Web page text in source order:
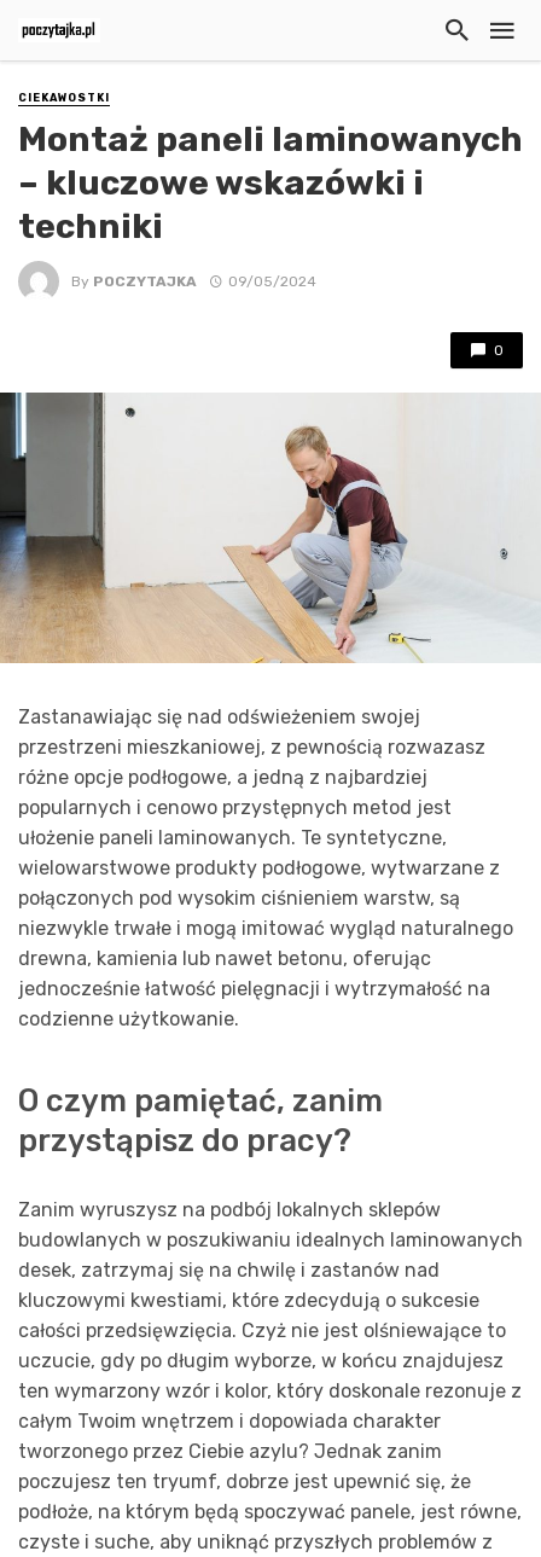
CIEKAWOSTKI
Montaż paneli laminowanych
– kluczowe wskazówki i
techniki
By POCZYTAJKA 09/05/2024
0
Zastanawiając się nad odświeżeniem swojej
przestrzeni mieszkaniowej, z pewnością rozwazasz
różne opcje podłogowe, a jedną z najbardziej
popularnych i cenowo przystępnych metod jest
ułożenie paneli laminowanych. Te syntetyczne,
wielowarstwowe produkty podłogowe, wytwarzane z
połączonych pod wysokim ciśnieniem warstw, są
niezwykle trwałe i mogą imitować wygląd naturalnego
drewna, kamienia lub nawet betonu, oferując
jednocześnie łatwość pielęgnacji i wytrzymałość na
codzienne użytkowanie.
O czym pamiętać, zanim
przystąpisz do pracy?
Zanim wyruszysz na podbój lokalnych sklepów
budowlanych w poszukiwaniu idealnych laminowanych
desek, zatrzymaj się na chwilę i zastanów nad
kluczowymi kwestiami, które zdecydują o sukcesie
całości przedsięwzięcia. Czyż nie jest olśniewające to
uczucie, gdy po długim wyborze, w końcu znajdujesz
ten wymarzony wzór i kolor, który doskonale rezonuje z
całym Twoim wnętrzem i dopowiada charakter
tworzonego przez Ciebie azylu? Jednak zanim
poczujesz ten tryumf, dobrze jest upewnić się, że
podłoże, na którym będą spoczywać panele, jest równe,
czyste i suche, aby uniknąć przyszłych problemów z